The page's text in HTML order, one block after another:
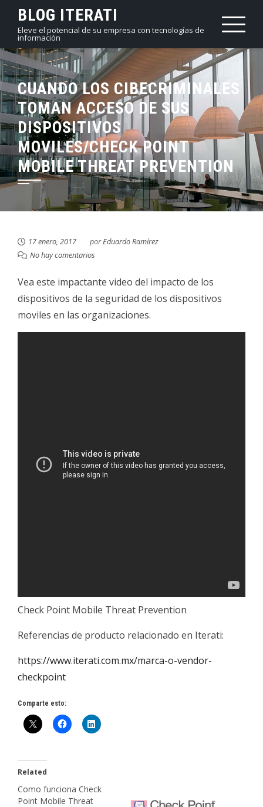
Saltar
contenido
BLOG ITERATI
Eleve el potencial de su empresa con tecnologías de
información
CUANDO LOS CIBECRIMINALES
TOMAN ACCESO DE SUS
DISPOSITIVOS
MOVILES/CHECK POINT
MOBILE THREAT PREVENTION
17 enero, 2017 porEduardo Ramírez
No hay comentarios
Vea este impactante video del impacto de los
dispositivos de la seguridad de los dispositivos
moviles en las organizaciones.
Check Point Mobile Threat Prevention
Referencias de producto relacionado en Iterati:
https://www.iterati.com.mx/marca-o-vendor-
checkpoint
Comparte esto:
Related
Como funciona Check
Point Mobile Threat